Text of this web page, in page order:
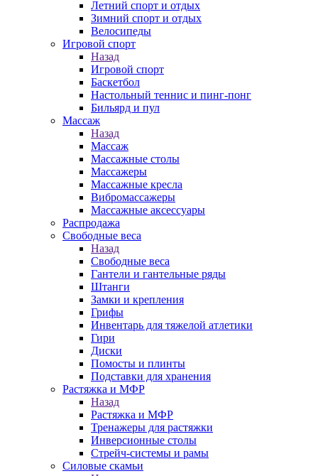
Летний спорт и отдых
Зимний спорт и отдых
Велосипеды
Игровой спорт
Назад
Игровой спорт
Баскетбол
Настольный теннис и пинг-понг
Бильярд и пул
Массаж
Назад
Массаж
Массажные столы
Массажеры
Массажные кресла
Вибромассажеры
Массажные аксессуары
Распродажа
Свободные веса
Назад
Свободные веса
Гантели и гантельные ряды
Штанги
Замки и крепления
Грифы
Инвентарь для тяжелой атлетики
Гири
Диски
Помосты и плинты
Подставки для хранения
Растяжка и МФР
Назад
Растяжка и МФР
Тренажеры для растяжки
Инверсионные столы
Стрейч-системы и рамы
Силовые скамьи